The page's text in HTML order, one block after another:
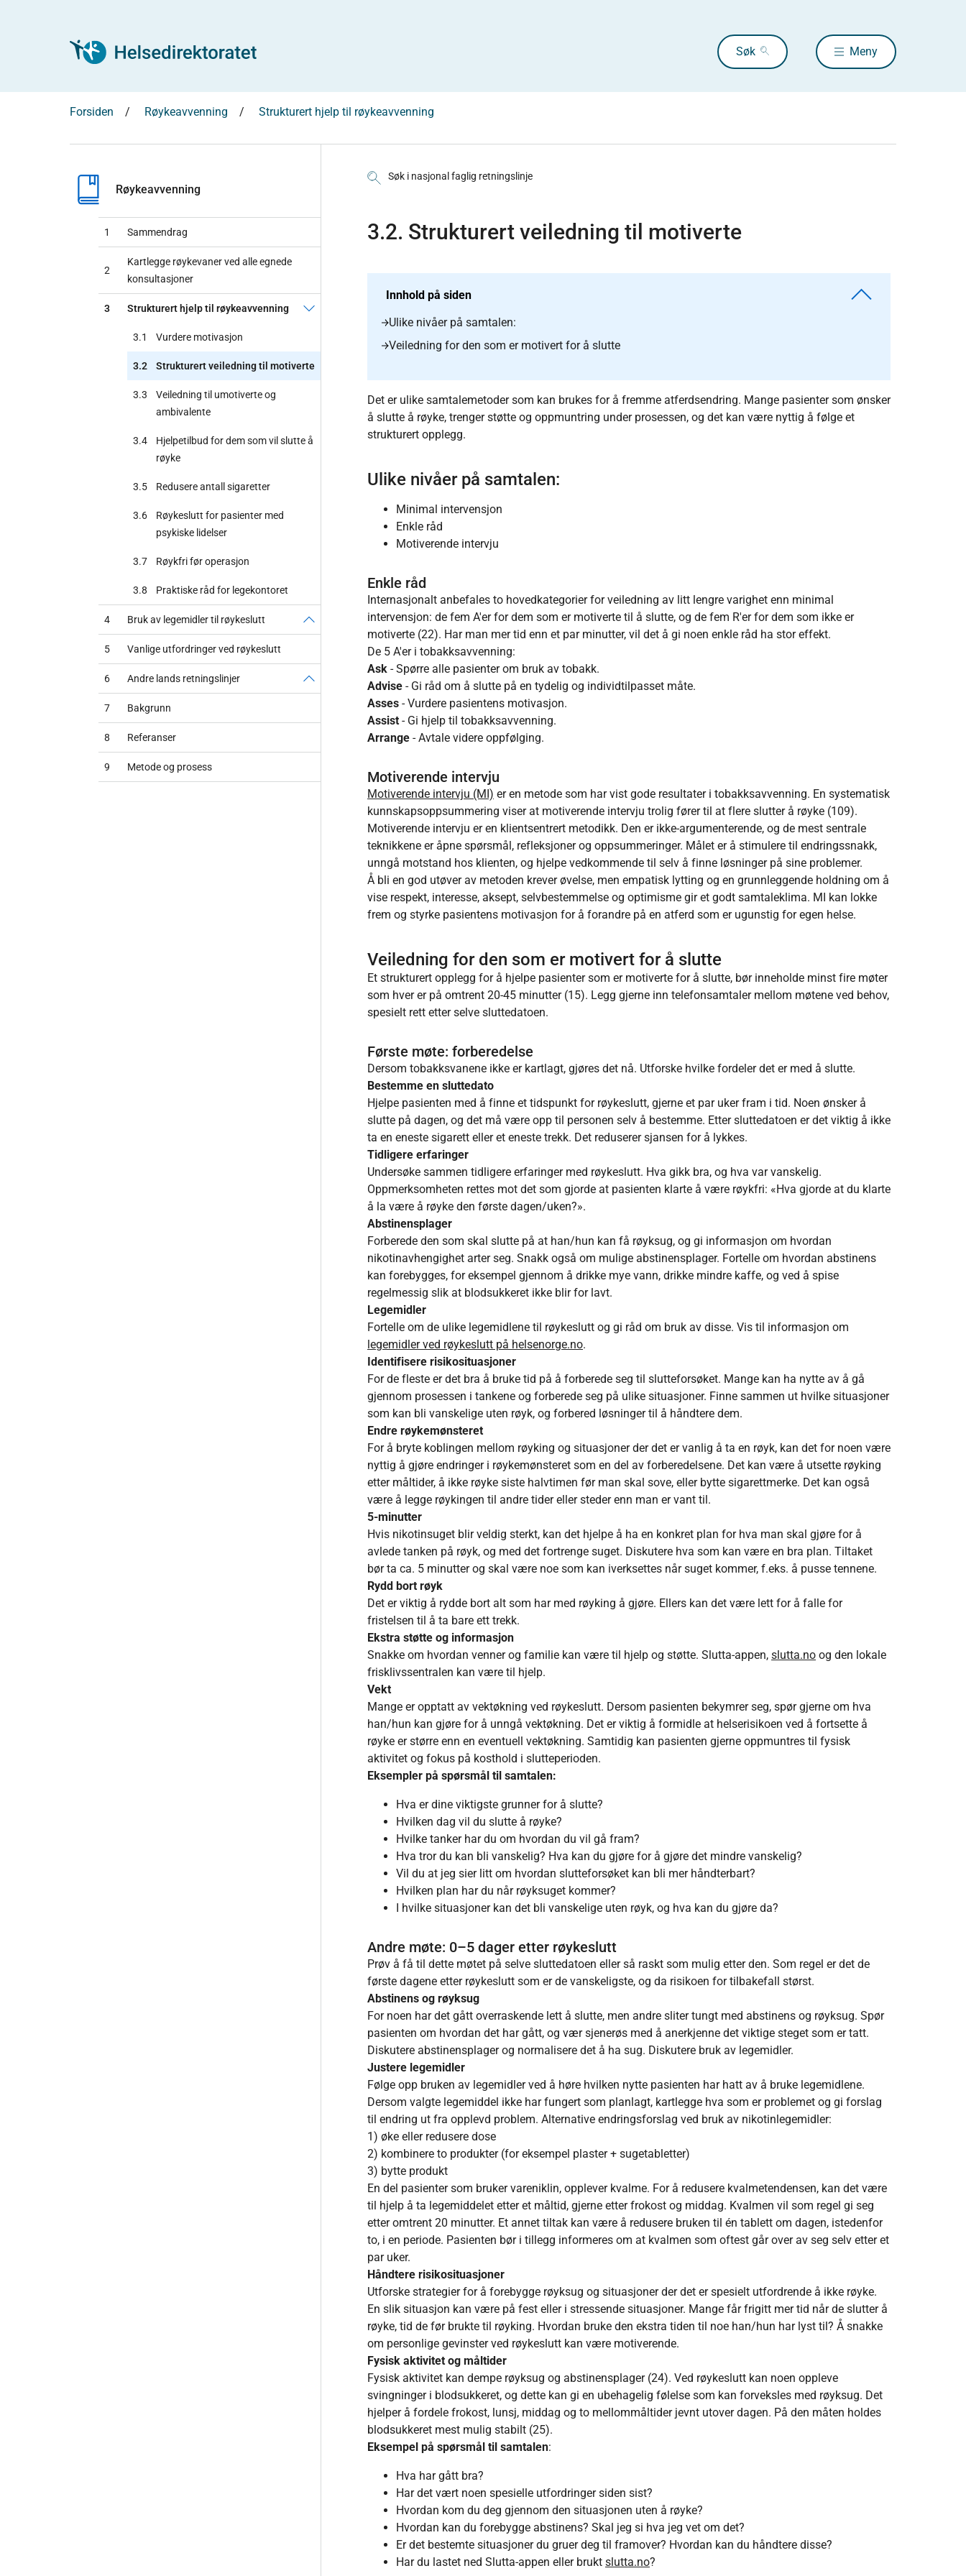
Søk Meny
Forsiden Røykeavvenning Strukturert hjelp til røykeavvenning
Røykeavvenning
1 Sammendrag
2
Kartlegge røykevaner ved alle egnede
konsultasjoner
3 Strukturert hjelp til røykeavvenning
3.1 Vurdere motivasjon
3.2 Strukturert veiledning til motiverte
3.3
Veiledning til umotiverte og
ambivalente
3.4
Hjelpetilbud for dem som vil slutte å
røyke
3.5 Redusere antall sigaretter
3.6
Røykeslutt for pasienter med
psykiske lidelser
3.7 Røykfri før operasjon
3.8 Praktiske råd for legekontoret
4 Bruk av legemidler til røykeslutt
5 Vanlige utfordringer ved røykeslutt
6 Andre lands retningslinjer
7 Bakgrunn
8 Referanser
9 Metode og prosess
Søk i nasjonal faglig retningslinje
3.2. Strukturert veiledning til motiverte
Innhold på siden
Ulike nivåer på samtalen:
Veiledning for den som er motivert for å slutte
Det er ulike samtalemetoder som kan brukes for å fremme atferdsendring. Mange pasienter som ønsker
å slutte å røyke, trenger støtte og oppmuntring under prosessen, og det kan være nyttig å følge et
strukturert opplegg.
Ulike nivåer på samtalen:
Minimal intervensjon
Enkle råd
Motiverende intervju
Enkle råd
Internasjonalt anbefales to hovedkategorier for veiledning av litt lengre varighet enn minimal
intervensjon: de fem A'er for dem som er motiverte til å slutte, og de fem R'er for dem som ikke er
motiverte (22). Har man mer tid enn et par minutter, vil det å gi noen enkle råd ha stor effekt.
De 5 A'er i tobakksavvenning:
Ask - Spørre alle pasienter om bruk av tobakk.
Advise - Gi råd om å slutte på en tydelig og individtilpasset måte.
Asses - Vurdere pasientens motivasjon.
Assist - Gi hjelp til tobakksavvenning.
Arrange - Avtale videre oppfølging.
Motiverende intervju
Motiverende intervju (MI) er en metode som har vist gode resultater i tobakksavvenning. En systematisk
kunnskapsoppsummering viser at motiverende intervju trolig fører til at flere slutter å røyke (109).
Motiverende intervju er en klientsentrert metodikk. Den er ikke-argumenterende, og de mest sentrale
teknikkene er åpne spørsmål, refleksjoner og oppsummeringer. Målet er å stimulere til endringssnakk,
unngå motstand hos klienten, og hjelpe vedkommende til selv å finne løsninger på sine problemer.
Å bli en god utøver av metoden krever øvelse, men empatisk lytting og en grunnleggende holdning om å
vise respekt, interesse, aksept, selvbestemmelse og optimisme gir et godt samtaleklima. MI kan lokke
frem og styrke pasientens motivasjon for å forandre på en atferd som er ugunstig for egen helse.
Veiledning for den som er motivert for å slutte
Et strukturert opplegg for å hjelpe pasienter som er motiverte for å slutte, bør inneholde minst fire møter
som hver er på omtrent 20-45 minutter (15). Legg gjerne inn telefonsamtaler mellom møtene ved behov,
spesielt rett etter selve sluttedatoen.
Første møte: forberedelse
Dersom tobakksvanene ikke er kartlagt, gjøres det nå. Utforske hvilke fordeler det er med å slutte.
Bestemme en sluttedato
Hjelpe pasienten med å finne et tidspunkt for røykeslutt, gjerne et par uker fram i tid. Noen ønsker å
slutte på dagen, og det må være opp til personen selv å bestemme. Etter sluttedatoen er det viktig å ikke
ta en eneste sigarett eller et eneste trekk. Det reduserer sjansen for å lykkes.
Tidligere erfaringer
Undersøke sammen tidligere erfaringer med røykeslutt. Hva gikk bra, og hva var vanskelig.
Oppmerksomheten rettes mot det som gjorde at pasienten klarte å være røykfri: «Hva gjorde at du klarte
å la være å røyke den første dagen/uken?».
Abstinensplager
Forberede den som skal slutte på at han/hun kan få røyksug, og gi informasjon om hvordan
nikotinavhengighet arter seg. Snakk også om mulige abstinensplager. Fortelle om hvordan abstinens
kan forebygges, for eksempel gjennom å drikke mye vann, drikke mindre kaffe, og ved å spise
regelmessig slik at blodsukkeret ikke blir for lavt.
Legemidler
Fortelle om de ulike legemidlene til røykeslutt og gi råd om bruk av disse. Vis til informasjon om
legemidler ved røykeslutt på helsenorge.no.
Identifisere risikosituasjoner
For de fleste er det bra å bruke tid på å forberede seg til slutteforsøket. Mange kan ha nytte av å gå
gjennom prosessen i tankene og forberede seg på ulike situasjoner. Finne sammen ut hvilke situasjoner
som kan bli vanskelige uten røyk, og forbered løsninger til å håndtere dem.
Endre røykemønsteret
For å bryte koblingen mellom røyking og situasjoner der det er vanlig å ta en røyk, kan det for noen være
nyttig å gjøre endringer i røykemønsteret som en del av forberedelsene. Det kan være å utsette røyking
etter måltider, å ikke røyke siste halvtimen før man skal sove, eller bytte sigarettmerke. Det kan også
være å legge røykingen til andre tider eller steder enn man er vant til.
5-minutter
Hvis nikotinsuget blir veldig sterkt, kan det hjelpe å ha en konkret plan for hva man skal gjøre for å
avlede tanken på røyk, og med det fortrenge suget. Diskutere hva som kan være en bra plan. Tiltaket
bør ta ca. 5 minutter og skal være noe som kan iverksettes når suget kommer, f.eks. å pusse tennene.
Rydd bort røyk
Det er viktig å rydde bort alt som har med røyking å gjøre. Ellers kan det være lett for å falle for
fristelsen til å ta bare ett trekk.
Ekstra støtte og informasjon
Snakke om hvordan venner og familie kan være til hjelp og støtte. Slutta-appen, slutta.no og den lokale
frisklivssentralen kan være til hjelp.
Vekt
Mange er opptatt av vektøkning ved røykeslutt. Dersom pasienten bekymrer seg, spør gjerne om hva
han/hun kan gjøre for å unngå vektøkning. Det er viktig å formidle at helserisikoen ved å fortsette å
røyke er større enn en eventuell vektøkning. Samtidig kan pasienten gjerne oppmuntres til fysisk
aktivitet og fokus på kosthold i slutteperioden.
Eksempler på spørsmål til samtalen:
Hva er dine viktigste grunner for å slutte?
Hvilken dag vil du slutte å røyke?
Hvilke tanker har du om hvordan du vil gå fram?
Hva tror du kan bli vanskelig? Hva kan du gjøre for å gjøre det mindre vanskelig?
Vil du at jeg sier litt om hvordan slutteforsøket kan bli mer håndterbart?
Hvilken plan har du når røyksuget kommer?
I hvilke situasjoner kan det bli vanskelige uten røyk, og hva kan du gjøre da?
Andre møte: 0–5 dager etter røykeslutt
Prøv å få til dette møtet på selve sluttedatoen eller så raskt som mulig etter den. Som regel er det de
første dagene etter røykeslutt som er de vanskeligste, og da risikoen for tilbakefall størst.
Abstinens og røyksug
For noen har det gått overraskende lett å slutte, men andre sliter tungt med abstinens og røyksug. Spør
pasienten om hvordan det har gått, og vær sjenerøs med å anerkjenne det viktige steget som er tatt.
Diskutere abstinensplager og normalisere det å ha sug. Diskutere bruk av legemidler.
Justere legemidler
Følge opp bruken av legemidler ved å høre hvilken nytte pasienten har hatt av å bruke legemidlene.
Dersom valgte legemiddel ikke har fungert som planlagt, kartlegge hva som er problemet og gi forslag
til endring ut fra opplevd problem. Alternative endringsforslag ved bruk av nikotinlegemidler:
1) øke eller redusere dose
2) kombinere to produkter (for eksempel plaster + sugetabletter)
3) bytte produkt
En del pasienter som bruker vareniklin, opplever kvalme. For å redusere kvalmetendensen, kan det være
til hjelp å ta legemiddelet etter et måltid, gjerne etter frokost og middag. Kvalmen vil som regel gi seg
etter omtrent 20 minutter. Et annet tiltak kan være å redusere bruken til én tablett om dagen, istedenfor
to, i en periode. Pasienten bør i tillegg informeres om at kvalmen som oftest går over av seg selv etter et
par uker.
Håndtere risikosituasjoner
Utforske strategier for å forebygge røyksug og situasjoner der det er spesielt utfordrende å ikke røyke.
En slik situasjon kan være på fest eller i stressende situasjoner. Mange får frigitt mer tid når de slutter å
røyke, tid de før brukte til røyking. Hvordan bruke den ekstra tiden til noe han/hun har lyst til? Å snakke
om personlige gevinster ved røykeslutt kan være motiverende.
Fysisk aktivitet og måltider
Fysisk aktivitet kan dempe røyksug og abstinensplager (24). Ved røykeslutt kan noen oppleve
svingninger i blodsukkeret, og dette kan gi en ubehagelig følelse som kan forveksles med røyksug. Det
hjelper å fordele frokost, lunsj, middag og to mellommåltider jevnt utover dagen. På den måten holdes
blodsukkeret mest mulig stabilt (25).
Eksempel på spørsmål til samtalen:
Hva har gått bra?
Har det vært noen spesielle utfordringer siden sist?
Hvordan kom du deg gjennom den situasjonen uten å røyke?
Hvordan kan du forebygge abstinens? Skal jeg si hva jeg vet om det?
Er det bestemte situasjoner du gruer deg til framover? Hvordan kan du håndtere disse?
Har du lastet ned Slutta-appen eller brukt slutta.no?